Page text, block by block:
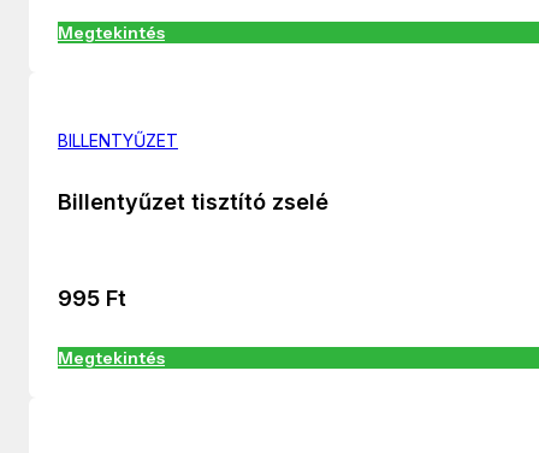
Megtekintés
BILLENTYŰZET
Billentyűzet tisztító zselé
995 Ft
Megtekintés